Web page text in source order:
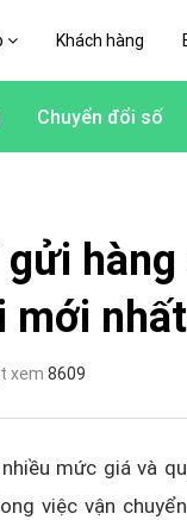
Khách hàng
Chuyển đổi số
mới
xem 8609
mức giá và
việc vận